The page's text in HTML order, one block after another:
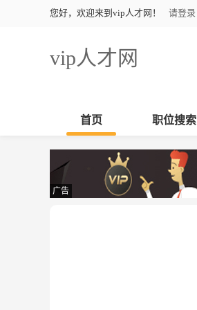
您好，欢迎来到vip人才网！ 请登录
vip人才网
首页 职位搜索
广告